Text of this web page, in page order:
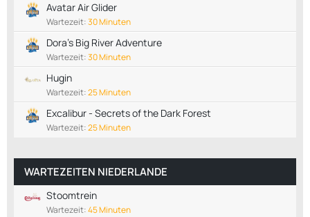
Avatar Air Glider
Wartezeit:30 Minuten
Dora’s Big River Adventure
Wartezeit:30 Minuten
Hugin
Wartezeit:25 Minuten
Excalibur - Secrets of the Dark Forest
Wartezeit:25 Minuten
WARTEZEITEN NIEDERLANDE
Stoomtrein
Wartezeit:45 Minuten